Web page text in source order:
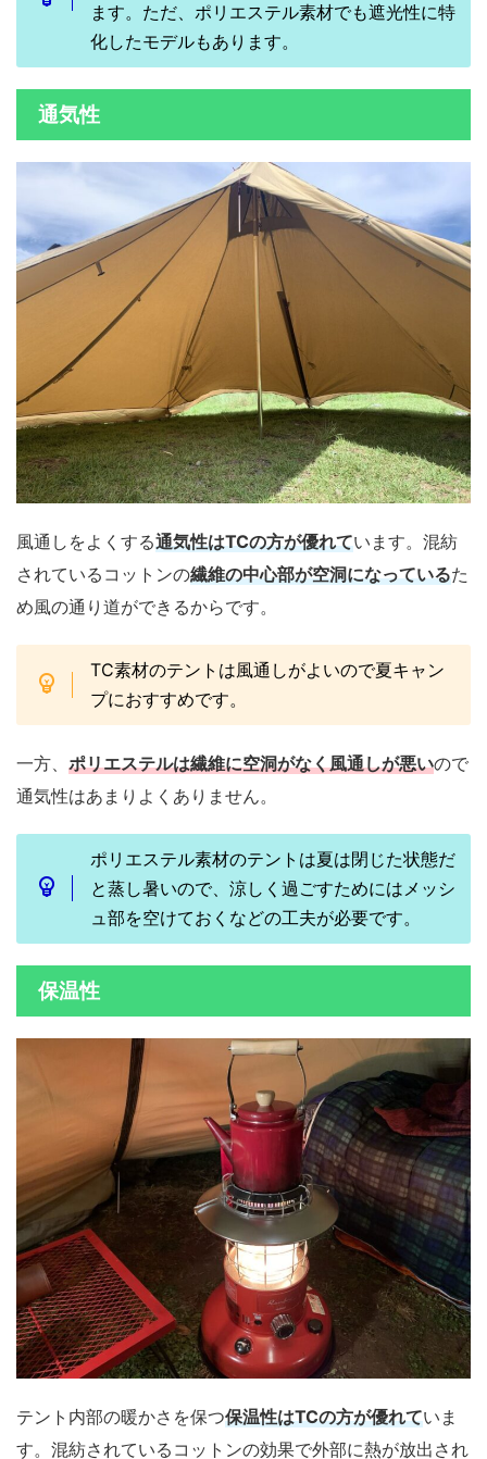
ます。ただ、ポリエステル素材でも遮光性に特
化したモデルもあります。
通気性
風通しをよくする通気性はTCの方が優れています。混紡
されているコットンの繊維の中心部が空洞になっているた
め風の通り道ができるからです。
TC素材のテントは風通しがよいので夏キャン
プにおすすめです。
一方、 ポリエステルは繊維に空洞がなく風通しが悪いので
通気性はあまりよくありません。
ポリエステル素材のテントは夏は閉じた状態だ
と蒸し暑いので、涼しく過ごすためにはメッシ
ュ部を空けておくなどの工夫が必要です。
保温性
テント内部の暖かさを保つ保温性はTCの方が優れていま
す。混紡されているコットンの効果で外部に熱が放出され